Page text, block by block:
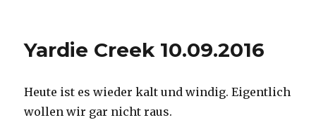
Yardie Creek 10.09.2016
Heute ist es wieder kalt und windig. Eigentlich
wollen wir gar nicht raus.